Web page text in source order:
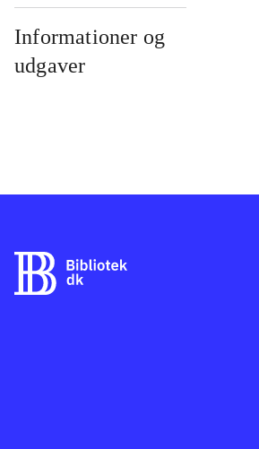
Informationer og
udgaver